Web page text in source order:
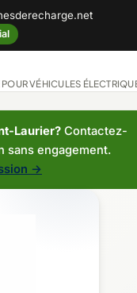
VÉHICULES
Laurier?Contactez-
sans engagement.
→